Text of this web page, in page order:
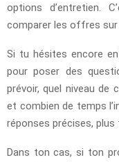
options d’entretien.
comparer les offres sur
Si tu hésites encore
pour poser des
prévoir, quel niveau de
et combien de temps
réponses précises, plus
Dans ton cas, si ton